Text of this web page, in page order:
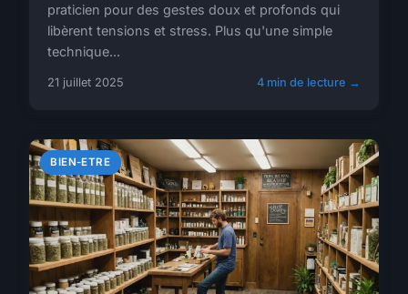
praticien pour des gestes doux et profonds qui
libèrent tensions et stress. Plus qu'une simple
technique...
21 juillet 2025 4 min de lecture →
BIEN-ETRE